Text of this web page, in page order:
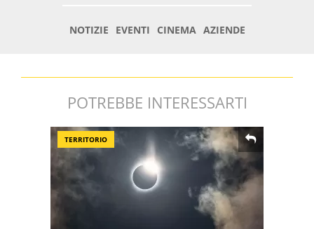
POTREBBE INTERESSARTI
TERRITORIO